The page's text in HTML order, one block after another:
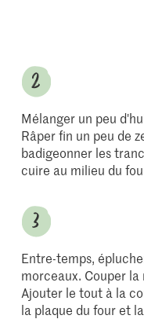
Mélanger un peu
Râper fin un peu de
badigeonner les
cuire au milieu du
Entre-temps,
morceaux. Couper
Ajouter le tout à la
la plaque du four et